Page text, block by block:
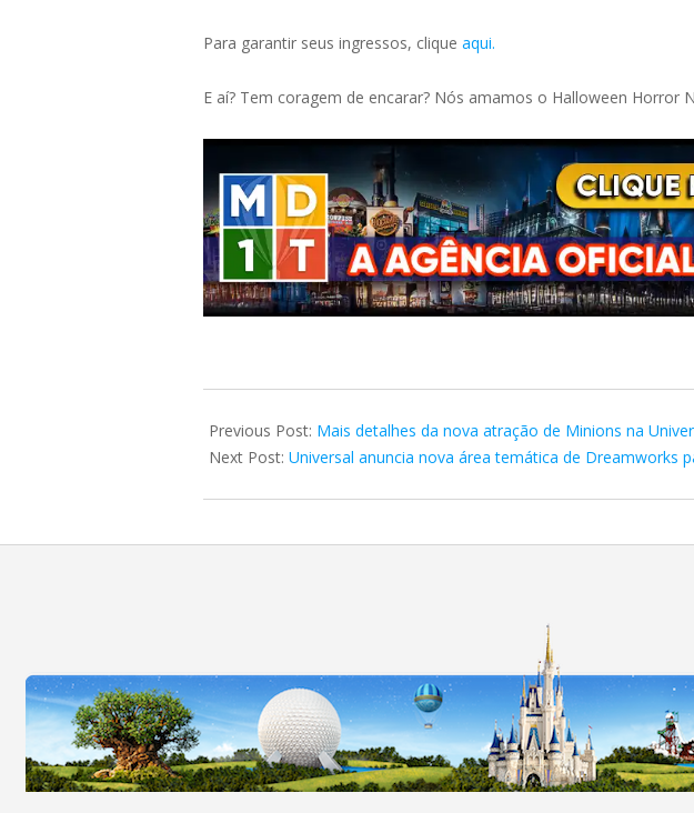
Para garantir seus ingressos, clique aqui.
E aí? Tem coragem de encarar? Nós amamos o Halloween Horror
07-
16
Previous Post: Mais detalhes da nova atração de Minions na
Next Post: Universal anuncia nova área temática de Dreamworks